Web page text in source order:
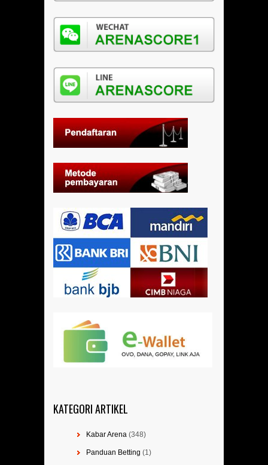
KATEGORI ARTIKEL
Kabar Arena (348)
Panduan Betting (1)